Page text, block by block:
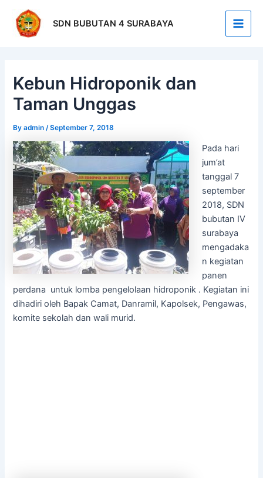
content
SDN BUBUTAN 4 SURABAYA
Main
Kebun Hidroponik dan
Taman Unggas
Byadmin /September 7, 2018
Pada hari
jum’at
tanggal 7
september
2018, SDN
bubutan IV
surabaya
mengadaka
n kegiatan
panen
perdana untuk lomba pengelolaan hidroponik . Kegiatan ini
dihadiri oleh Bapak Camat, Danramil, Kapolsek, Pengawas,
komite sekolah dan wali murid.
navigation